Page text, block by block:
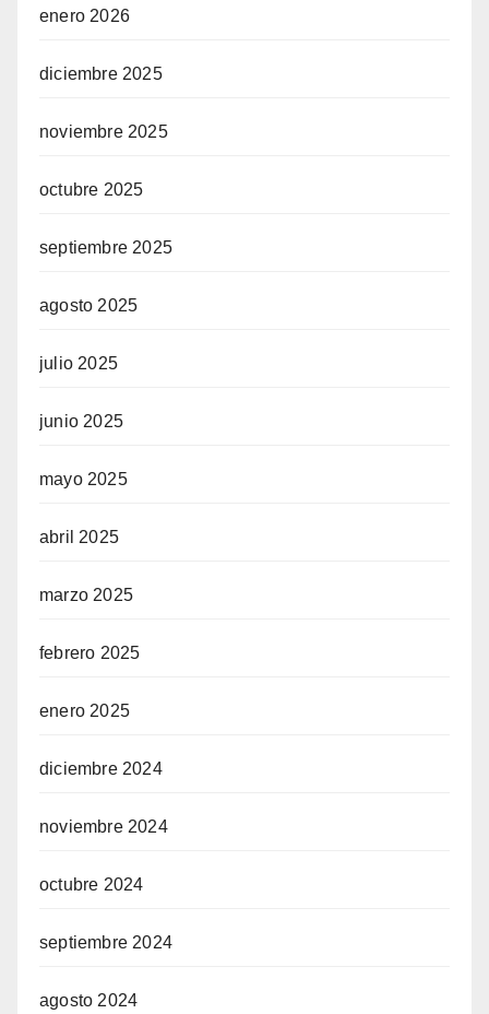
enero 2026
diciembre 2025
noviembre 2025
octubre 2025
septiembre 2025
agosto 2025
julio 2025
junio 2025
mayo 2025
abril 2025
marzo 2025
febrero 2025
enero 2025
diciembre 2024
noviembre 2024
octubre 2024
septiembre 2024
agosto 2024